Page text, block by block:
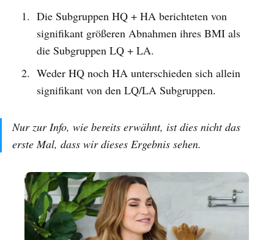
Die Subgruppen HQ + HA berichteten von
signifikant größeren Abnahmen ihres BMI als
die Subgruppen LQ + LA.
Weder HQ noch HA unterschieden sich allein
signifikant von den LQ/LA Subgruppen.
Nur zur Info, wie bereits erwähnt, ist dies nicht das
erste Mal, dass wir dieses Ergebnis sehen.